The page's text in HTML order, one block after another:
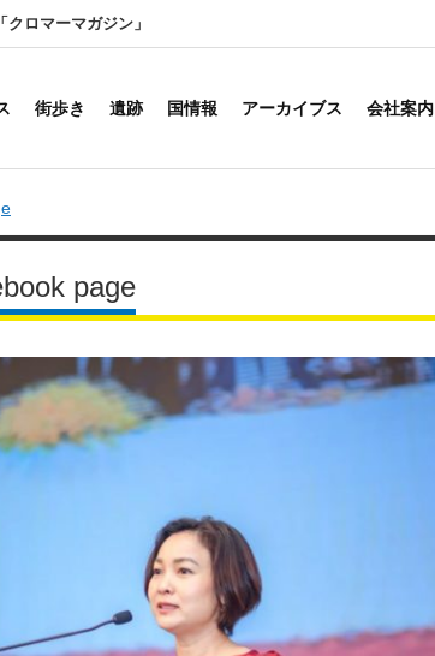
ロマーマガジン」
街歩き 遺跡 国情報 アーカイブス 会社案内
page